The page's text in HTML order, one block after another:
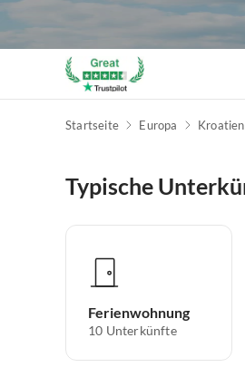
Startseite Europa Kroatien
Typische
Ferienwohnung
10 Unterkünfte